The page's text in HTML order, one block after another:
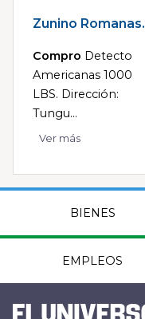
Zunino Romanas.
Compro Detecto
Americanas 1000
LBS. Dirección:
Tungu...
Ver más
BIENES
EMPLEOS